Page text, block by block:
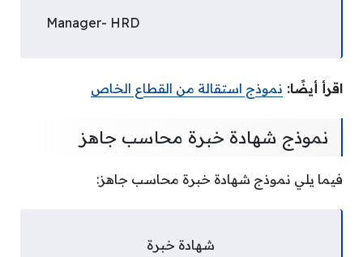
Manager- HRD
اقرأ أيضًا: نموذج استقالة من القطاع الخاص
نموذج شهادة خبرة محاسب جاهز
فيما يلي نموذج شهادة خبرة محاسب جاهز:
شهادة خبرة